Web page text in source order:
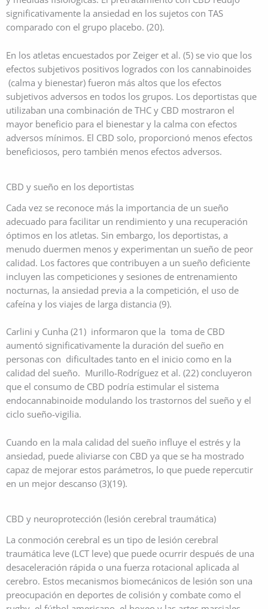
significativamente la ansiedad en los sujetos con TAS
comparado con el grupo placebo. (20).
En los atletas encuestados por Zeiger et al. (5) se vio que los
efectos subjetivos positivos logrados con los cannabinoides
(calma y bienestar) fueron más altos que los efectos
subjetivos adversos en todos los grupos. Los deportistas que
utilizaban una combinación de THC y CBD mostraron el
mayor beneficio para el bienestar y la calma con efectos
adversos mínimos. El CBD solo, proporcionó menos efectos
beneficiosos, pero también menos efectos adversos.
CBD y sueño en los deportistas
Cada vez se reconoce más la importancia de un sueño
adecuado para facilitar un rendimiento y una recuperación
óptimos en los atletas. Sin embargo, los deportistas, a
menudo duermen menos y experimentan un sueño de peor
calidad. Los factores que contribuyen a un sueño deficiente
incluyen las competiciones y sesiones de entrenamiento
nocturnas, la ansiedad previa a la competición, el uso de
cafeína y los viajes de larga distancia (9).
Carlini y Cunha (21) informaron que la toma de CBD
aumentó significativamente la duración del sueño en
personas con dificultades tanto en el inicio como en la
calidad del sueño. Murillo-Rodríguez et al. (22) concluyeron
que el consumo de CBD podría estimular el sistema
endocannabinoide modulando los trastornos del sueño y el
ciclo sueño-vigilia.
Cuando en la mala calidad del sueño influye el estrés y la
ansiedad, puede aliviarse con CBD ya que se ha mostrado
capaz de mejorar estos parámetros, lo que puede repercutir
en un mejor descanso (3)(19).
CBD y neuroprotección (lesión cerebral traumática)
La conmoción cerebral es un tipo de lesión cerebral
traumática leve (LCT leve) que puede ocurrir después de una
desaceleración rápida o una fuerza rotacional aplicada al
cerebro. Estos mecanismos biomecánicos de lesión son una
preocupación en deportes de colisión y combate como el